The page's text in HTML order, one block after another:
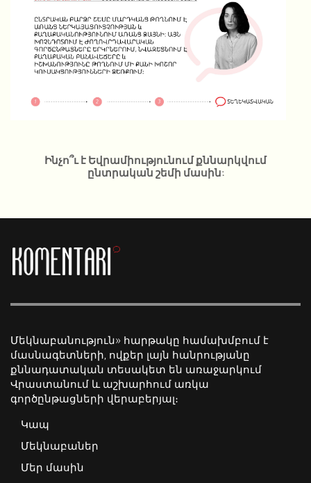
Ինչո՞ւ է Եվրամիությունում քննարկվում
ընտրական շեմի մասին:
Մեկնաբանություն» հարթակը համախմբում է
մասնագետների, ովքեր լայն հանրությանը
քննադատական տեսակետ են առաջարկում
Վրաստանում և աշխարհում առկա
գործընթացների վերաբերյալ։
Կապ
Մեկնաբաներ
Մեր մասին